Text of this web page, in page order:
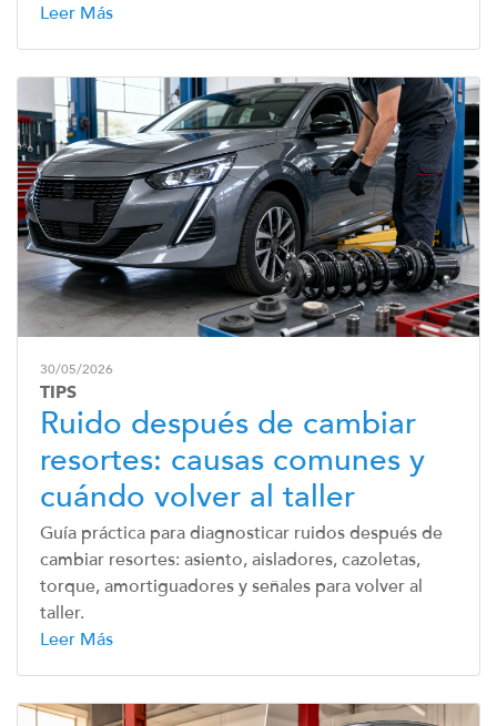
Leer Más
30/05/2026
TIPS
Ruido después de cambiar
resortes: causas comunes y
cuándo volver al taller
Guía práctica para diagnosticar ruidos después de
cambiar resortes: asiento, aisladores, cazoletas,
torque, amortiguadores y señales para volver al
taller.
Leer Más